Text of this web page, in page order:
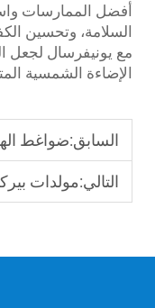
أفضل الممارسات
السلامة، وتحسين
مع يونيفرسال لجعل
الإضاءة الشمسية
السابق:ضواغط
التالي:مولدات